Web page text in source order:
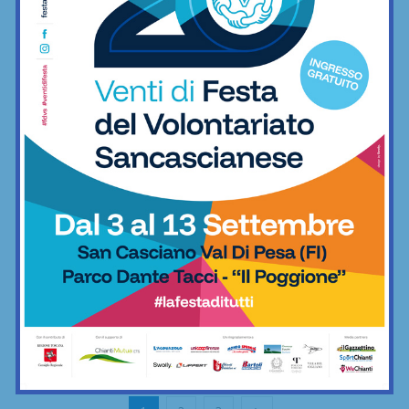
Impruneta, settima edizione del Trofeo
Francesco Giani: il 13 giugno la...
IMPRUNETA - Sabato 25 maggio si è disputata, a Impruneta, la
settima edizione del Trofeo Francesco Giani. Dalla mattina sino al
tardo pomeriggio al Circolo Tennis...